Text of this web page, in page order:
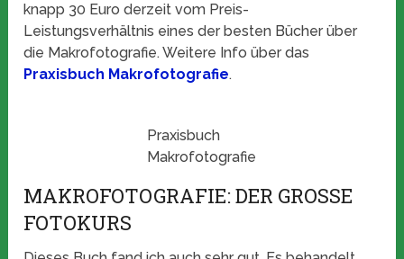
knapp 30 Euro derzeit vom Preis-
Leistungsverhältnis eines der besten Bücher über
die Makrofotografie. Weitere Info über das
Praxisbuch Makrofotografie.
Praxisbuch
Makrofotografie
MAKROFOTOGRAFIE: DER GROSSE F
OTOKURS